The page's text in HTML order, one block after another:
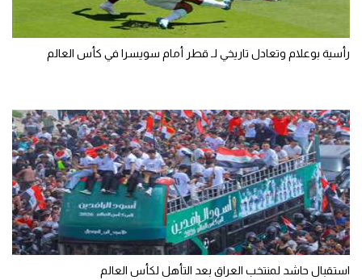
رأسية بوعلام وتعادل تاريخي لـ قطر أمام سويسرا في كأس العالم
استقبال حاشد لمنتخب العراق بعد التأهل لكأس العالم